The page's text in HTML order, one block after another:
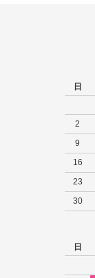
日
2
9
16
23
30
日